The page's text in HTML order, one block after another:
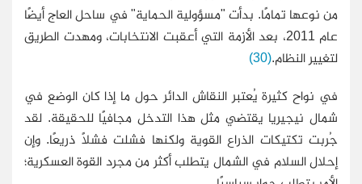
من نوعها تمامًا. بدأت "مسؤولية الحماية" في ساحل العاج أيضًا
عام 2011، بعد الأزمة التي أعقبت الانتخابات، ومهدت الطريق
لتغيير النظام.(30)
في نواح كثيرة يُعتبر النقاش الدائر حول ما إذا كان الوضع في
شمال نيجيريا يقتضي مثل هذا التدخل مجافيًا للحقيقة. لقد
جُربت تكتيكات الذراع القوية ولكنها فشلت فشلاً ذريعًا. وإن
إحلال السلام في الشمال يتطلب أكثر من مجرد القوة العسكرية؛